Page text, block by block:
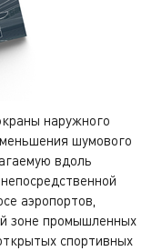
наружного
шумового
вдоль
аэропортов,
зоне промышленных
спортивных